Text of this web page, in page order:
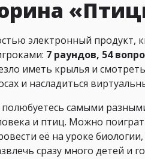
электронный продукт,
7 раундов, 54
иметь крылья и
и насладиться
самыми
и птиц. Можно
её на уроке
сразу много детей и